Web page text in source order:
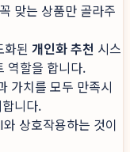
맞는 상품만 골라주
된 개인화 추천 시스
역할을 합니다.
가치를 모두 만족시
니다.
상호작용하는 것이